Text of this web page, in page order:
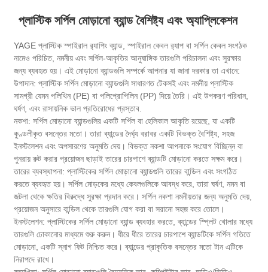
প্লাস্টিক সর্পিল মোড়ানো ব্যান্ড বৈশিষ্ট্য এবং অ্যাপ্লিকেশন
YAGE প্লাস্টিক স্পাইরাল র‌্যাপিং ব্যান্ড, স্পাইরাল কেবল র‌্যাপ বা সর্পিল কেবল সংগঠক
নামেও পরিচিত, নমনীয় এবং সর্পিল-আকৃতির আনুষাঙ্গিক তারগুলি পরিচালনা এবং সুরক্ষার
জন্য ব্যবহৃত হয়। এই মোড়ানো ব্যান্ডগুলি সম্পর্কে আপনার যা জানা দরকার তা এখানে:
উপাদান: প্লাস্টিক সর্পিল মোড়ানো ব্যান্ডগুলি সাধারণত টেকসই এবং নমনীয় প্লাস্টিক
সামগ্রী যেমন পলিথিন (PE) বা পলিপ্রোপিলিন (PP) দিয়ে তৈরি। এই উপকরণ পরিধান,
ঘর্ষণ, এবং রাসায়নিক ভাল প্রতিরোধের প্রস্তাব.
নকশা: সর্পিল মোড়ানো ব্যান্ডগুলির একটি সর্পিল বা হেলিকাল আকৃতি রয়েছে, যা একটি
কুণ্ডলীকৃত বসন্তের মতো। তারা ব্যান্ডের দৈর্ঘ্য বরাবর একটি বিভক্ত বৈশিষ্ট্য, সহজ
ইনস্টলেশন এবং অপসারণের অনুমতি দেয়। বিভক্ত নকশা আপনাকে সংযোগ বিচ্ছিন্ন বা
পুনরায় রুট করার প্রয়োজন ছাড়াই তারের চারপাশে ব্যান্ডটি মোড়ানো করতে সক্ষম করে।
তারের ব্যবস্থাপনা: প্লাস্টিকের সর্পিল মোড়ানো ব্যান্ডগুলি তারের বান্ডিল এবং সংগঠিত
করতে ব্যবহৃত হয়। সর্পিল মোড়কের মধ্যে কেবলগুলিকে আবদ্ধ করে, তারা ঘর্ষণ, নমন বা
জটলা থেকে ক্ষতির বিরুদ্ধে সুরক্ষা প্রদান করে। সর্পিল নকশা নমনীয়তার জন্য অনুমতি দেয়,
প্রয়োজন অনুসারে বান্ডিল থেকে তারগুলি যোগ করা বা সরানো সহজ করে তোলে।
ইনস্টলেশন: প্লাস্টিকের সর্পিল মোড়ানো ব্যান্ড ব্যবহার করতে, ব্যান্ডের স্প্লিট খোলার মধ্যে
তারগুলি ঢোকানোর মাধ্যমে শুরু করুন। ধীরে ধীরে তারের চারপাশে ব্যান্ডটিকে সর্পিল গতিতে
মোড়ানো, একটি স্নাগ ফিট নিশ্চিত করে। ব্যান্ডের প্রাকৃতিক বসন্তের মতো টান এটিকে
নিরাপদে রাখে।